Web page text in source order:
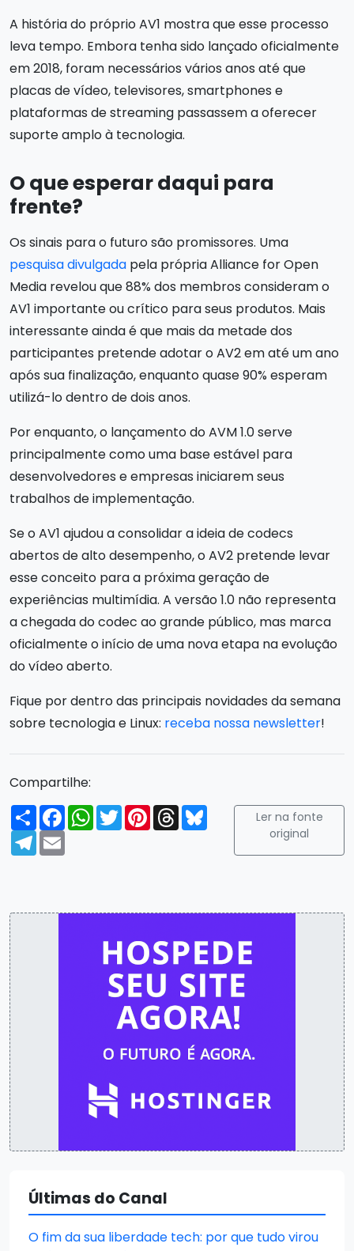
A história do próprio AV1 mostra que esse processo
leva tempo. Embora tenha sido lançado oficialmente
em 2018, foram necessários vários anos até que
placas de vídeo, televisores, smartphones e
plataformas de streaming passassem a oferecer
suporte amplo à tecnologia.
O que esperar daqui para
frente?
Os sinais para o futuro são promissores. Uma
pesquisa divulgada pela própria Alliance for Open
Media revelou que 88% dos membros consideram o
AV1 importante ou crítico para seus produtos. Mais
interessante ainda é que mais da metade dos
participantes pretende adotar o AV2 em até um ano
após sua finalização, enquanto quase 90% esperam
utilizá-lo dentro de dois anos.
Por enquanto, o lançamento do AVM 1.0 serve
principalmente como uma base estável para
desenvolvedores e empresas iniciarem seus
trabalhos de implementação.
Se o AV1 ajudou a consolidar a ideia de codecs
abertos de alto desempenho, o AV2 pretende levar
esse conceito para a próxima geração de
experiências multimídia. A versão 1.0 não representa
a chegada do codec ao grande público, mas marca
oficialmente o início de uma nova etapa na evolução
do vídeo aberto.
Fique por dentro das principais novidades da semana
sobre tecnologia e Linux: receba nossa newsletter!
Compartilhe:
Compartilhar
FacebookWhatsApp
TwitterPinterest
ThreadsBluesky
Telegram
Email
Ler na fonte
original
Últimas do Canal
O fim da sua liberdade tech: por que tudo virou